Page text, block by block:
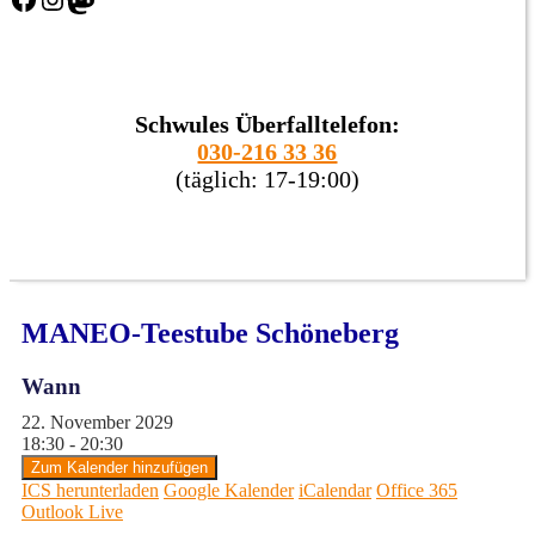
Schwules Überfalltelefon:
030-216 33 36
(täglich: 17-19:00)
MANEO-Teestube Schöneberg
Wann
22. November 2029
18:30 - 20:30
Zum Kalender hinzufügen
ICS herunterladen Google Kalender iCalendar Office 365
Outlook Live